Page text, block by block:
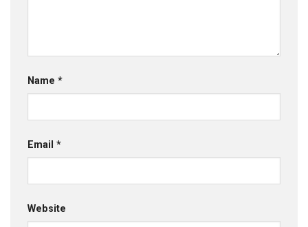
Name *
Email *
Website